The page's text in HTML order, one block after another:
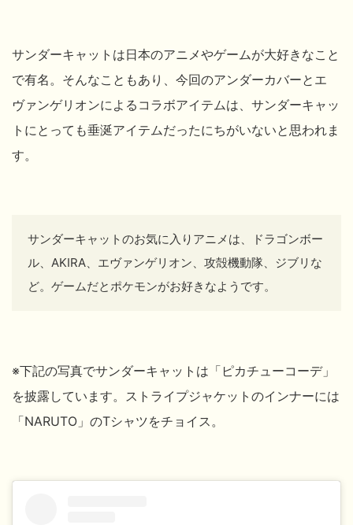
サンダーキャットは日本のアニメやゲームが大好きなこと
で有名。そんなこともあり、今回のアンダーカバーとエ
ヴァンゲリオンによるコラボアイテムは、サンダーキャッ
トにとっても垂涎アイテムだったにちがいないと思われま
す。
サンダーキャットのお気に入りアニメは、ドラゴンボー
ル、AKIRA、エヴァンゲリオン、攻殻機動隊、ジブリな
ど。ゲームだとポケモンがお好きなようです。
※下記の写真でサンダーキャットは「ピカチューコーデ」
を披露しています。ストライプジャケットのインナーには
「NARUTO」のTシャツをチョイス。